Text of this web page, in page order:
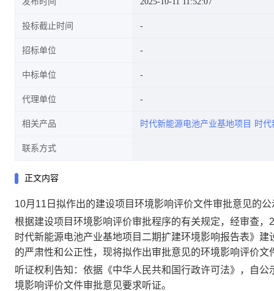
投标截止时间
招标单位
中标单位
代理单位
相关产品 时代新能源电池产业基地项目 时
联系方式
正文内容
10月11日拟作出的建设项目环境影响评价文件审批意见的公
根据建设项目环境影响评价审批程序的有关规定，经审查，
时代新能源电池产业基地项目二期扩建环境影响报告表》 建
的严肃性和公正性，现将拟作出审批意见的环境影响评价
听证权利告知：依据《中华人民共和国行政许可法》，自
境影响评价文件审批意见要求听证。